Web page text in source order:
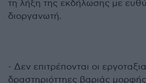
τη λήξη της εκδήλωσης με
διοργανωτή.
- Δεν επιτρέπονται οι
δραστηριόττηες βαριάς